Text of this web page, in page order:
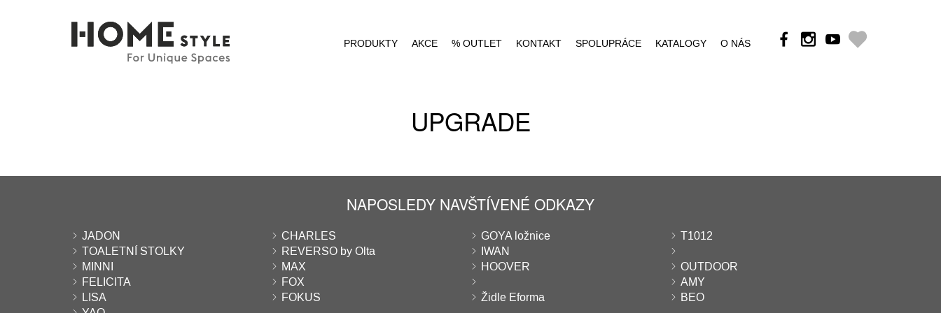
PRODUKTY AKCE % OUTLET KONTAKT SPOLUPRÁCE KATALOGY O NÁS
UPGRADE
NAPOSLEDY NAVŠTÍVENÉ ODKAZY
JADON CHARLES GOYA ložnice
T1012
TOALETNÍ STOLKY
REVERSO by Olta
IWAN
MINNI
MAX HOOVER
OUTDOOR
FELICITA
FOX
AMY
LISA
FOKUS Židle Eforma
BEO